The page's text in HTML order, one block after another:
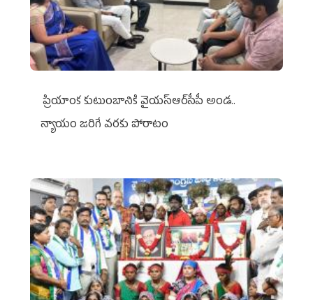
ప్రియాంక కుటుంబానికి వైయ‌స్ఆర్‌సీపీ అండ..
న్యాయం జరిగే వరకు పోరాటం